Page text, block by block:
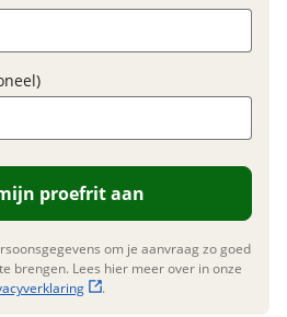
Ja
proefrit aan
om je aanvraag zo goed
brengen. Lees hier meer over in onze
.